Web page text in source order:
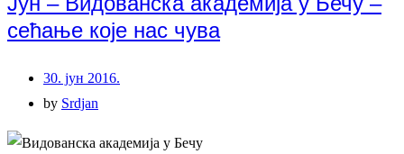
сећање које нас чува
30. јун 2016.
by Srdjan